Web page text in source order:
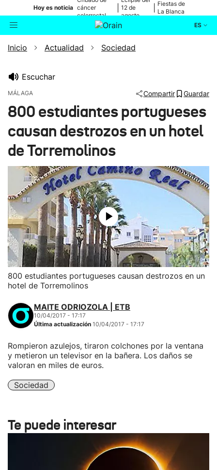
Hoy es noticia cáncer
colorrectal
12 de
agosto
Fiestas de
La Blanca
ES
Buscador Actualidad
Ikusmiran
Eguraldia
Inicio Actualidad Sociedad
Escuchar
MÁLAGA Compartir Guardar
800 estudiantes portugueses
causan destrozos en un hotel
de Torremolinos
800 estudiantes portugueses causan destrozos en un
hotel de Torremolinos
MAITE ODRIOZOLA | ETB
10/04/2017 - 17:17
Última actualización 10/04/2017 - 17:17
Rompieron azulejos, tiraron colchones por la ventana
y metieron un televisor en la bañera. Los daños se
valoran en miles de euros.
Sociedad
Te puede interesar